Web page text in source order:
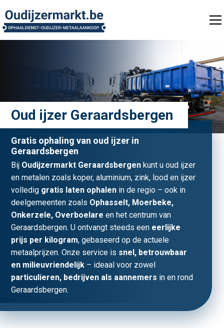
Oud ijzer Geraardsbergen
Gratis ophaling van oud ijzer in
Geraardsbergen
Bij Oudijzermarkt Geraardsbergen kunt u oud ijzer
en metalen zoals koper, aluminium, zink, lood en ijzer
volledig gratis laten ophalen in de regio – ook in
deelgemeenten zoals Ophasselt, Moerbeke,
Onkerzele, Overboelare en het centrum van
Geraardsbergen. U ontvangt steeds een eerlijke
prijs per kilogram, gebaseerd op de actuele
metaalprijzen. Onze service is snel, betrouwbaar
en milieuvriendelijk – ideaal voor zowel
particulieren, bedrijven als aannemers in en rond
Geraardsbergen.